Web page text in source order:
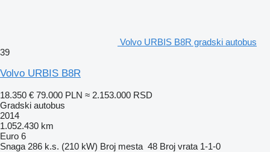
Volvo URBIS B8R gradski autobus
39
Volvo URBIS B8R
18.350 € 79.000 PLN ≈ 2.153.000 RSD
Gradski autobus
2014
1.052.430 km
Euro 6
Snaga 286 k.s. (210 kW) Broj mesta 48 Broj vrata 1-1-0